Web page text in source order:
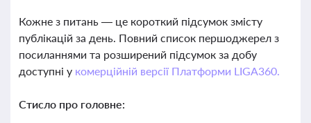
Кожне з питань — це короткий підсумок змісту
публікацій за день. Повний список першоджерел з
посиланнями та розширений підсумок за добу
доступні у комерційній версії Платформи LIGA360.
Стисло про головне: